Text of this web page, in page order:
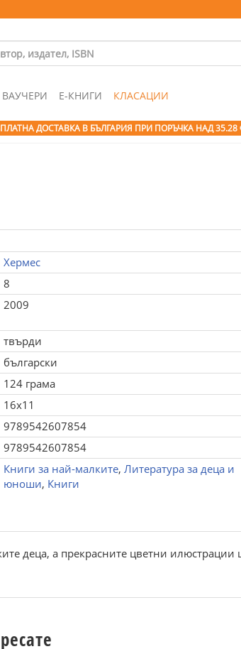
ВАУЧЕРИ Е-КНИГИ КЛАСАЦИИ
ДОСТАВКА В БЪЛГАРИЯ ПРИ ПОРЪЧКА НАД 35.28
Хермес
8
2009
твърди
български
124 грама
16x11
9789542607854
9789542607854
Книги за най-малките, Литература за деца и
юноши, Книги
деца, а прекрасните цветни